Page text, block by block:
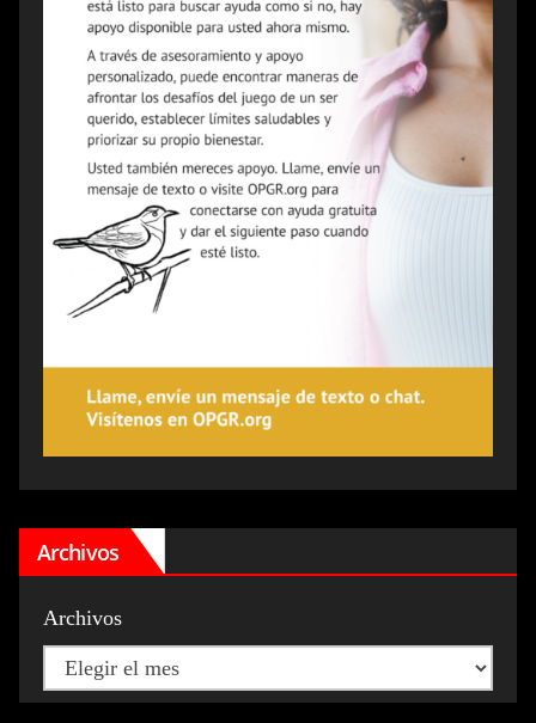
Archivos
Archivos